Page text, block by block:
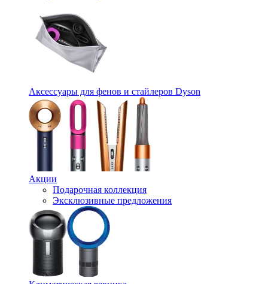
Аксессуары для фенов и стайлеров Dyson
Акции
Подарочная коллекция
Эксклюзивные предложения